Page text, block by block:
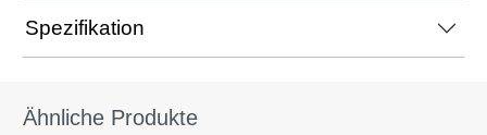
Spezifikation
Ähnliche Produkte